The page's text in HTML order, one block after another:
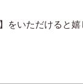
をいただけると嬉